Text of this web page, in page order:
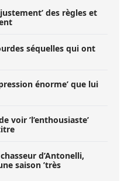
des règles et
séquelles qui ont
énorme’ que lui
voir ’l’enthousiaste’
d’Antonelli,
saison ’très